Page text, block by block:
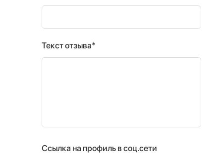
Текст отзыва*
Ссылка на профиль в соц.сети